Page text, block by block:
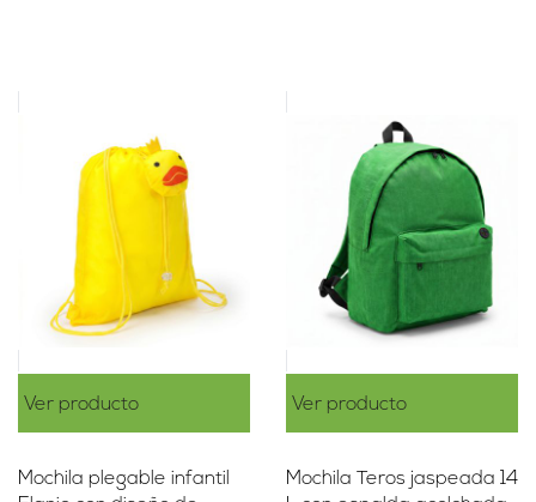
Ver producto
Mochila plegable infantil
Ver producto
Mochila Teros jaspeada 14